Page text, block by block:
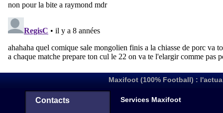
Maxifoot (100% Football) :
Contacts Services Maxifoot